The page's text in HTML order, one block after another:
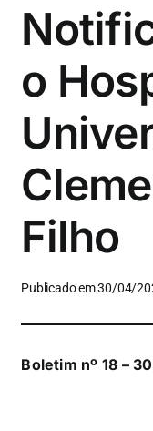
o
Filho
Publicado em 30/04/
Boletim nº 18 –